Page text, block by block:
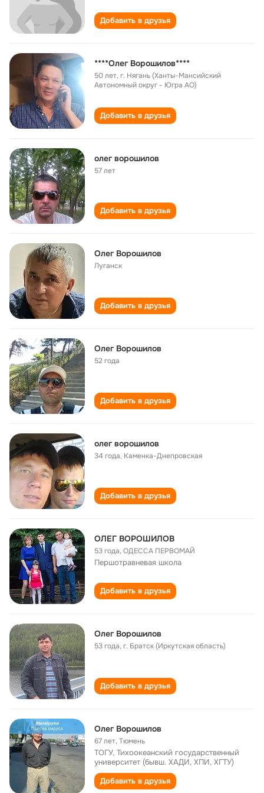
Добавить в друзья
****Олег Ворошилов****
50 лет,г. Нягань (Ханты-Мансийский
Автономный округ - Югра АО)
Добавить в друзья
олег ворошилов
57 лет
Добавить в друзья
Олег Ворошилов
Луганск
Добавить в друзья
Олег Ворошилов
52 года
Добавить в друзья
олег ворошилов
34 года, Каменка-Днепровская
Добавить в друзья
ОЛЕГ ВОРОШИЛОВ
53 года,ОДЕССА ПЕРВОМАЙ
Першотравневая школа
Добавить в друзья
Олег Ворошилов
53 года,г. Братск (Иркутская область)
Добавить в друзья
Олег Ворошилов
67 лет,Тюмень
ТОГУ, Тихоокеанский государственный
университет (бывш. ХАДИ, ХПИ, ХГТУ)
Добавить в друзья